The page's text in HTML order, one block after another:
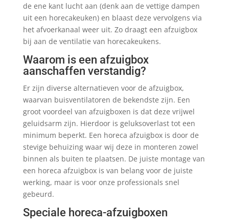
de ene kant lucht aan (denk aan de vettige dampen
uit een horecakeuken) en blaast deze vervolgens via
het afvoerkanaal weer uit. Zo draagt een afzuigbox
bij aan de ventilatie van horecakeukens.
Waarom is een afzuigbox
aanschaffen verstandig?
Er zijn diverse alternatieven voor de afzuigbox,
waarvan buisventilatoren de bekendste zijn. Een
groot voordeel van afzuigboxen is dat deze vrijwel
geluidsarm zijn. Hierdoor is geluksoverlast tot een
minimum beperkt. Een horeca afzuigbox is door de
stevige behuizing waar wij deze in monteren zowel
binnen als buiten te plaatsen. De juiste montage van
een horeca afzuigbox is van belang voor de juiste
werking, maar is voor onze professionals snel
gebeurd.
Speciale horeca-afzuigboxen